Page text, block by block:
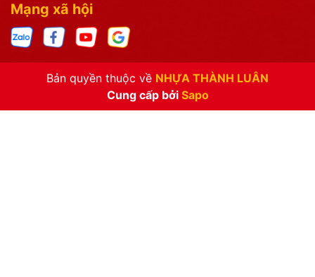
Mạng xã hội
Bản quyền thuộc về NHỰA THÀNH LUÂN
Cung cấp bởi Sapo